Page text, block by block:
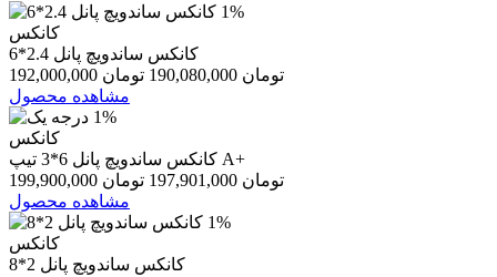
1%
کانکس
کانکس ساندویچ پانل 2.4*6
192,000,000 تومان 190,080,000 تومان
مشاهده محصول
1%
کانکس
کانکس ساندویچ پانل 6*3 تیپ A+
199,900,000 تومان 197,901,000 تومان
مشاهده محصول
1%
کانکس
کانکس ساندویچ پانل 2*8